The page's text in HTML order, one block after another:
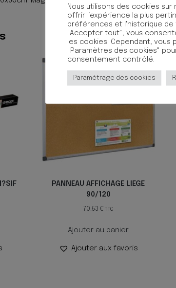
PANNEAU AFFICHAGE LIEGE
90/120
70.53 € TTC
Ajouter au panier
Ajouter aux favoris
Nous utilisons des cookies
offrir l’expérience la plus
préférences et l'historique de
"Accepter tout", vous
les cookies. Cependant, vous
"Paramètres des cookies"
consentement contrôlé.
Paramètrage des cookies